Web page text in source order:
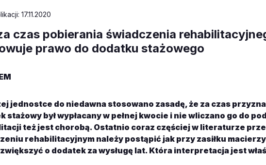
17.11.2020
czas pobierania świadczenia
prawo do dodatku stażowego
jednostce do niedawna stosowano zasadę, że za czas
stażowy był wypłacany w pełnej kwocie i nie wliczano go do
też jest chorobą. Ostatnio coraz częściej w literaturze
rehabilitacyjnym należy postąpić jak przy zasiłku
o dodatek za wysługę lat. Która interpretacja jest